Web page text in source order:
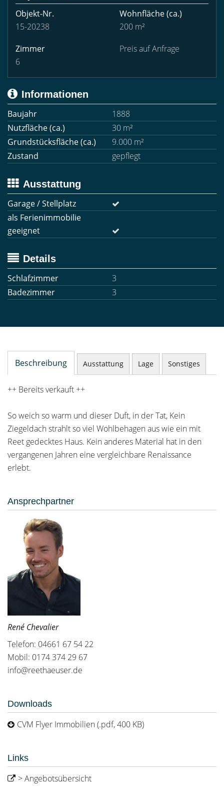
Objekt-Nr.
15-20238
Wohnfläche(ca.)
200 m²
Zimmer
6
Preis auf Anfrage
Informationen
Baujahr
1888
Nutzfläche (ca.)
30 m²
Grundstücksfläche (ca.)
9.000 m²
Zustand
gepflegt
Ausstattung
Garage / Stellplatz
als Ferienimmobilie
geeignet
Details
Schlafzimmer
3
Badezimmer
3
Beschreibung Ausstattung Lage Sonstiges
++ Bereits verkauft ++
So weich so warm und dieser Duft, in der Tat, Kein
Ziegeldach strahlt so viel Wohlbehagen aus wie ein mit
Reet gedecktes Haus. Kein anderes Material hat in den
vergangenen Jahren eine vergleichbare Renaissance
erlebt.
Ansprechpartner
René Chevalier
Telefon: 04661 67 54 22
Mobil: 0174 374 29 67
info@reethaeuser.de
Downloads
CVM Flyer Immobilien (.pdf, 400 KB)
Links
> Angebotsübersicht